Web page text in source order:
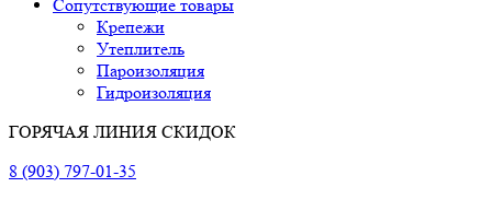
Сопутствующие товары
Крепежи
Утеплитель
Пароизоляция
Гидроизоляция
ГОРЯЧАЯ ЛИНИЯ СКИДОК
8 (903) 797-01-35